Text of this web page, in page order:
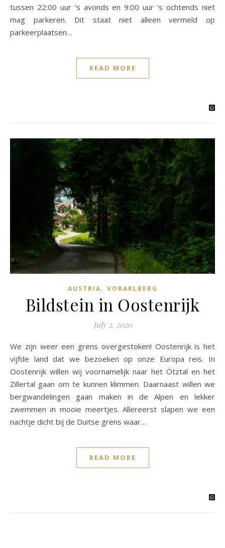
tussen 22:00 uur ‘s avonds en 9:00 uur ‘s ochtends niet
mag parkeren. Dit staat niet alleen vermeld op
parkeerplaatsen…
READ MORE
AUSTRIA, VORARLBERG
Bildstein in Oostenrijk
July 2, 2020
We zijn weer een grens overgestoken! Oostenrijk is het
vijfde land dat we bezoeken op onze Europa reis. In
Oostenrijk willen wij voornamelijk naar het Ötztal en het
Zillertal gaan om te kunnen klimmen. Daarnaast willen we
bergwandelingen gaan maken in de Alpen en lekker
zwemmen in mooie meertjes. Allereerst slapen we een
nachtje dicht bij de Duitse grens waar…
READ MORE